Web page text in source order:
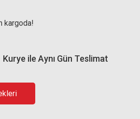
kargoda!
Kurye ile Aynı Gün Teslimat